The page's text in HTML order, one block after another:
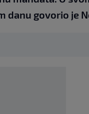
danu govorio je